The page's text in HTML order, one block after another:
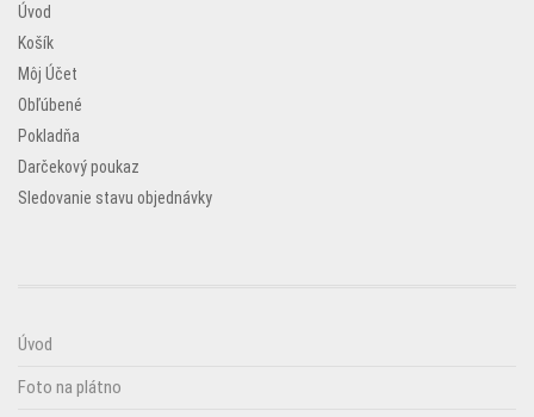
Úvod
Košík
Môj Účet
Obľúbené
Pokladňa
Darčekový poukaz
Sledovanie stavu objednávky
Úvod
Foto na plátno